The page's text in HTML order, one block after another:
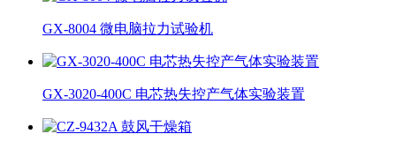
GX-8004 微电脑拉力试验机
GX-3020-400C 电芯热失控产气体实验装置